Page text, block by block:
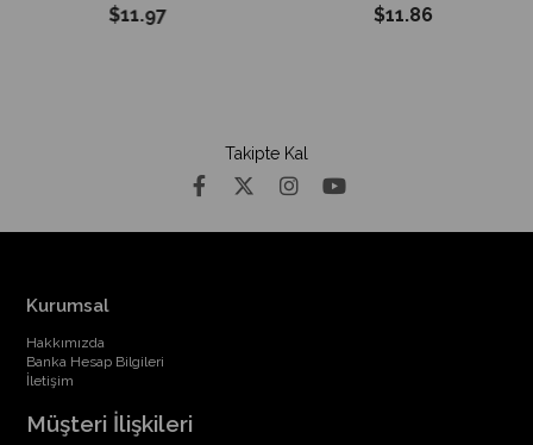
$11.97 $11.86
Takipte Kal
Kurumsal
Hakkımızda
Banka Hesap Bilgileri
İletişim
Müşteri İlişkileri